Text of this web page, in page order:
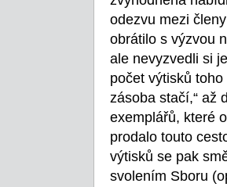
odezvu mezi
obrátilo s výzvou
ale nevyzvedli si
počet výtisků
zásoba stačí,“ až
exemplářů, které
prodalo touto
výtisků se pak
svolením Sboru